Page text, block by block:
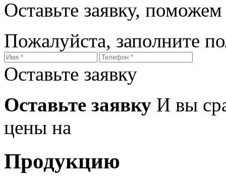
Оставьте заявку,
Пожалуйста, заполните
Оставьте заявку
Оставьте заявку И вы
цены на
Продукцию